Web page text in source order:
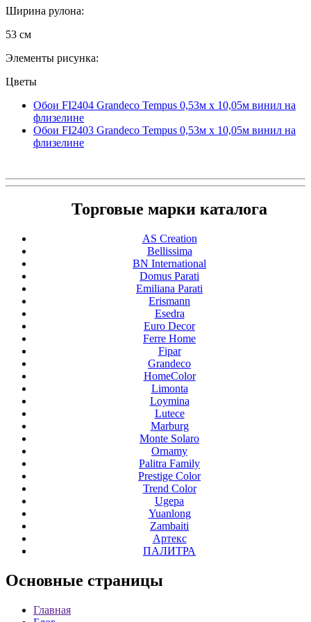
Ширина рулона:
53 см
Элементы рисунка:
Цветы
Обои FI2404 Grandeco Tempus 0,53м x 10,05м винил на
флизелине
Обои FI2403 Grandeco Tempus 0,53м x 10,05м винил на
флизелине
Торговые марки каталога
AS Creation
Bellissima
BN International
Domus Parati
Emiliana Parati
Erismann
Esedra
Euro Decor
Ferre Home
Fipar
Grandeco
HomeColor
Limonta
Loymina
Lutece
Marburg
Monte Solaro
Ornamy
Palitra Family
Prestige Color
Trend Color
Ugepa
Yuanlong
Zambaiti
Артекс
ПАЛИТРА
Основные страницы
Главная